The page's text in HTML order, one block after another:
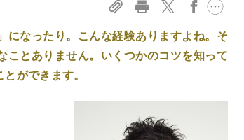
になったり。こんな経験ありますよね。そ
とありません。いくつかのコツを知って
ができます。